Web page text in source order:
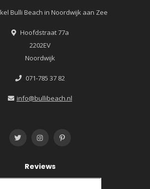
Bulli Beach in Noordwijk aan Zee
Hoofdstraat 77a
2202EV
Noordwijk
071-785 37 82
info@bullibeach.nl
Reviews